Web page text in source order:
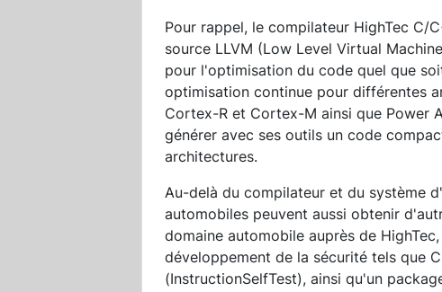
Pour rappel, le compilateur HighTec C/
source LLVM (Low Level Virtual
pour l'optimisation du code quel que
optimisation continue pour différentes
Cortex-R et Cortex-M ainsi que Power
générer avec ses outils un code
architectures.
Au-delà du compilateur et du système
automobiles peuvent aussi obtenir
domaine automobile auprès de
développement de la sécurité tels que
(InstructionSelfTest), ainsi qu'un